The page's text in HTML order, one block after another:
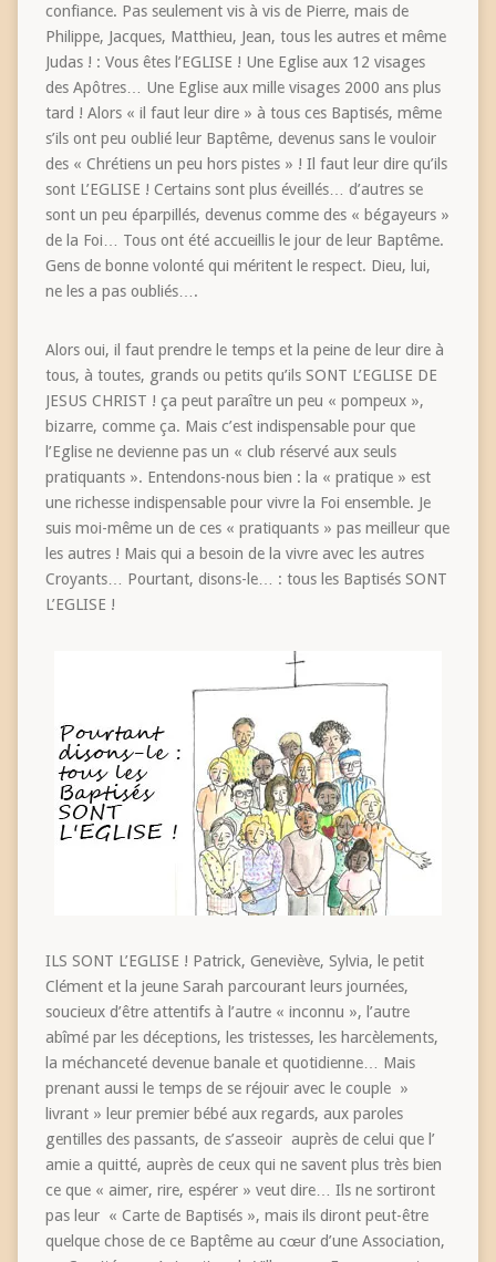
confiance. Pas seulement vis à vis de Pierre, mais de
Philippe, Jacques, Matthieu, Jean, tous les autres et même
Judas ! : Vous êtes l’EGLISE ! Une Eglise aux 12 visages
des Apôtres… Une Eglise aux mille visages 2000 ans plus
tard ! Alors « il faut leur dire » à tous ces Baptisés, même
s’ils ont peu oublié leur Baptême, devenus sans le vouloir
des « Chrétiens un peu hors pistes » ! Il faut leur dire qu’ils
sont L’EGLISE ! Certains sont plus éveillés… d’autres se
sont un peu éparpillés, devenus comme des « bégayeurs »
de la Foi… Tous ont été accueillis le jour de leur Baptême.
Gens de bonne volonté qui méritent le respect. Dieu, lui,
ne les a pas oubliés….
Alors oui, il faut prendre le temps et la peine de leur dire à
tous, à toutes, grands ou petits qu’ils SONT L’EGLISE DE
JESUS CHRIST ! ça peut paraître un peu « pompeux »,
bizarre, comme ça. Mais c’est indispensable pour que
l’Eglise ne devienne pas un « club réservé aux seuls
pratiquants ». Entendons-nous bien : la « pratique » est
une richesse indispensable pour vivre la Foi ensemble. Je
suis moi-même un de ces « pratiquants » pas meilleur que
les autres ! Mais qui a besoin de la vivre avec les autres
Croyants… Pourtant, disons-le… : tous les Baptisés SONT
L’EGLISE !
ILS SONT L’EGLISE ! Patrick, Geneviève, Sylvia, le petit
Clément et la jeune Sarah parcourant leurs journées,
soucieux d’être attentifs à l’autre « inconnu », l’autre
abîmé par les déceptions, les tristesses, les harcèlements,
la méchanceté devenue banale et quotidienne… Mais
prenant aussi le temps de se réjouir avec le couple »
livrant » leur premier bébé aux regards, aux paroles
gentilles des passants, de s’asseoir auprès de celui que l’
amie a quitté, auprès de ceux qui ne savent plus très bien
ce que « aimer, rire, espérer » veut dire… Ils ne sortiront
pas leur « Carte de Baptisés », mais ils diront peut-être
quelque chose de ce Baptême au cœur d’une Association,